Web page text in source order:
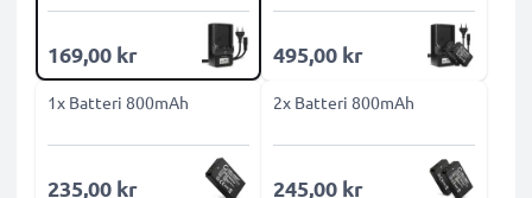
169,00 kr 495,00 kr
1x Batteri 800mAh
235,00 kr
2x Batteri 800mAh
245,00 kr